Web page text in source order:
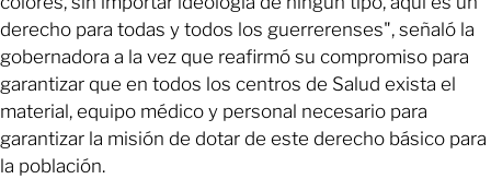
derecho para todas y todos los guerrerenses", señaló la
gobernadora a la vez que reafirmó su compromiso para
garantizar que en todos los centros de Salud exista el
material, equipo médico y personal necesario para
garantizar la misión de dotar de este derecho básico para
la población.